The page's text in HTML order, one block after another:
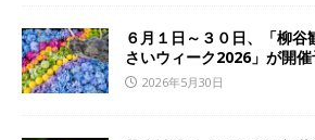
６月１日～３０日、「柳
さいウィーク2026」が開催
2026年5月30日